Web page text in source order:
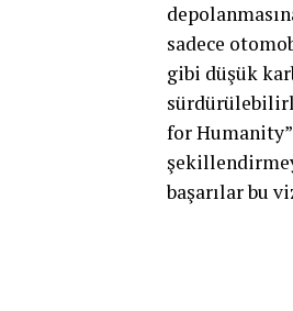
sadece
gibi düşük
for Humanity”
başarılar bu